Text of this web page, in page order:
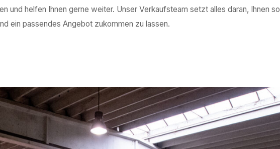
und helfen Ihnen gerne weiter. Unser Verkaufsteam setzt alles daran, Ihnen so
ein passendes Angebot zukommen zu lassen.